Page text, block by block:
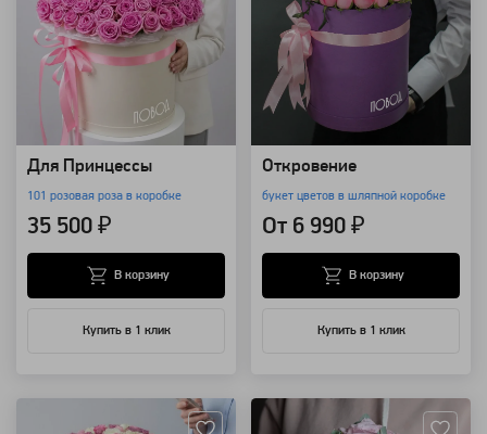
Для Принцессы
101 розовая роза в коробке
35 500 ₽
Купить в 1 клик
В корзину
Откровение
букет цветов в шляпной коробке
От 6 990 ₽
Купить в 1 клик
В корзину